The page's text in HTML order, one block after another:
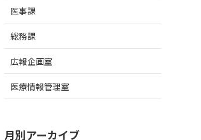
医事課
総務課
広報企画室
医療情報管理室
月別アーカイブ